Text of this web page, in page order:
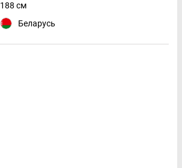
188 см
Беларусь